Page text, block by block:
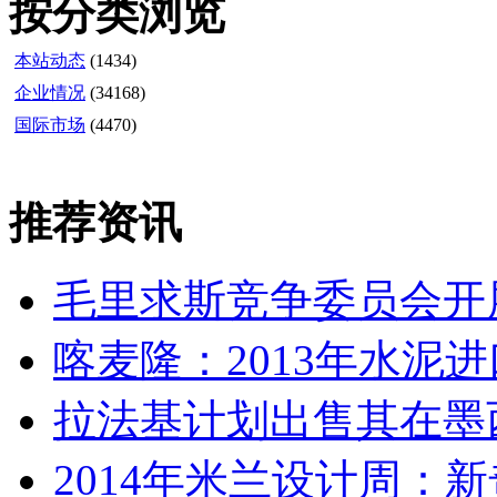
按分类浏览
本站动态 (1434)
企业情况 (34168)
国际市场 (4470)
推荐资讯
毛里求斯竞争委员会
喀麦隆：2013年水泥
拉法基计划出售其在
2014年米兰设计周：